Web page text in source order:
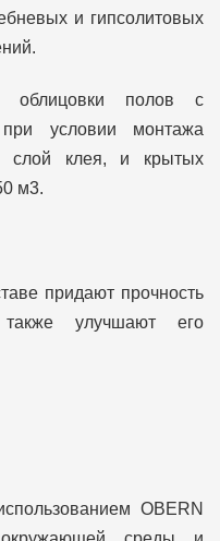
и гипсолитовых
облицовки полов с
условии монтажа
слой клея, и крытых
м3.
придают прочность
улучшают его
OBERN